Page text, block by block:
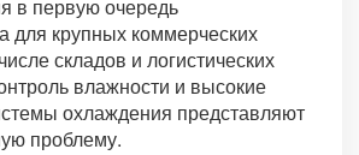
в первую очередь
для крупных коммерческих
складов и логистических
влажности и высокие
охлаждения представляют
проблему.